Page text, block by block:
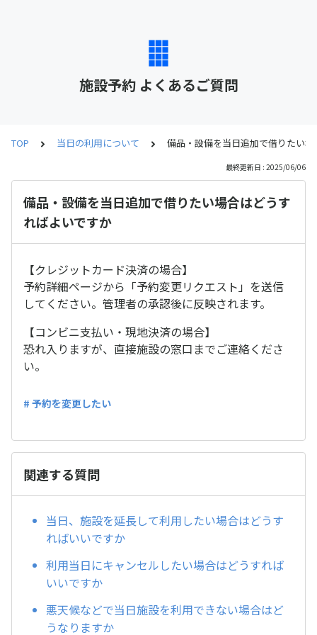
施設予約 よくあるご質問
TOP 当日の利用について 備品・設備を当日追加で借りたい
最終更新日 : 2025/06/06
備品・設備を当日追加で借りたい場合はどうす
ればよいですか
【クレジットカード決済の場合】
予約詳細ページから「予約変更リクエスト」を送信
してください。管理者の承認後に反映されます。
【コンビニ支払い・現地決済の場合】
恐れ入りますが、直接施設の窓口までご連絡くださ
い。
# 予約を変更したい
関連する質問
当日、施設を延長して利用したい場合はどうす
ればいいですか
利用当日にキャンセルしたい場合はどうすれば
いいですか
悪天候などで当日施設を利用できない場合はど
うなりますか